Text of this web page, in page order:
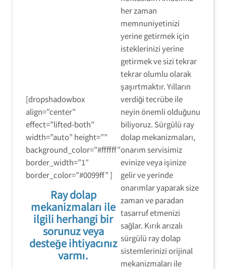
[dropshadowbox
align=”center”
effect=”lifted-both”
width=”auto” height=””
background_color=”#ffffff”
border_width=”1″
border_color=”#0099ff” ]
Ray dolap
mekanizmaları ile
ilgili herhangi bir
sorunuz veya
desteğe ihtiyacınız
varmı.
her zaman
memnuniyetinizi
yerine getirmek için
isteklerinizi yerine
getirmek ve sizi tekrar
tekrar olumlu olarak
şaşırtmaktır. Yılların
verdiği tecrübe ile
neyin önemli olduğunu
biliyoruz. Sürgülü ray
dolap mekanizmaları,
onarım servisimiz
evinize veya işinize
gelir ve yerinde
onarımlar yaparak size
zaman ve paradan
tasarruf etmenizi
sağlar. Kırık arızalı
sürgülü ray dolap
sistemlerinizi orijinal
mekanizmaları ile